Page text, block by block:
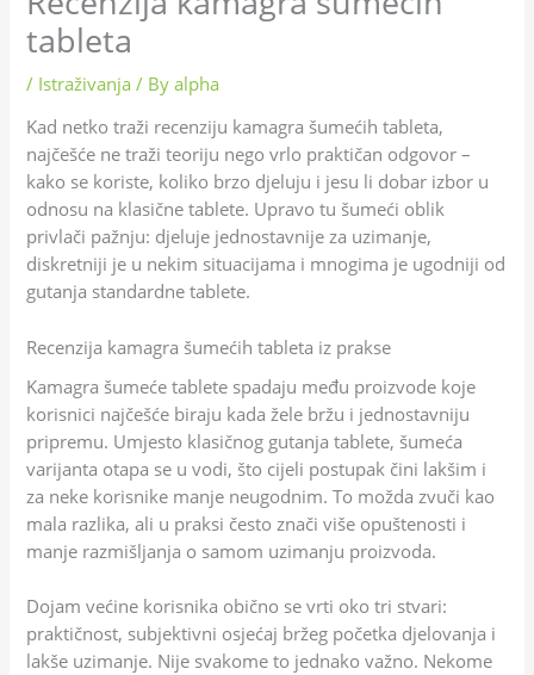
tableta
/ Istraživanja / Byalpha
Kad netko traži recenziju kamagra šumećih tableta,
najčešće ne traži teoriju nego vrlo praktičan odgovor –
kako se koriste, koliko brzo djeluju i jesu li dobar izbor u
odnosu na klasične tablete. Upravo tu šumeći oblik
privlači pažnju: djeluje jednostavnije za uzimanje,
diskretniji je u nekim situacijama i mnogima je ugodniji od
gutanja standardne tablete.
Recenzija kamagra šumećih tableta iz prakse
Kamagra šumeće tablete spadaju među proizvode koje
korisnici najčešće biraju kada žele bržu i jednostavniju
pripremu. Umjesto klasičnog gutanja tablete, šumeća
varijanta otapa se u vodi, što cijeli postupak čini lakšim i
za neke korisnike manje neugodnim. To možda zvuči kao
mala razlika, ali u praksi često znači više opuštenosti i
manje razmišljanja o samom uzimanju proizvoda.
Dojam većine korisnika obično se vrti oko tri stvari:
praktičnost, subjektivni osjećaj bržeg početka djelovanja i
lakše uzimanje. Nije svakome to jednako važno. Nekome